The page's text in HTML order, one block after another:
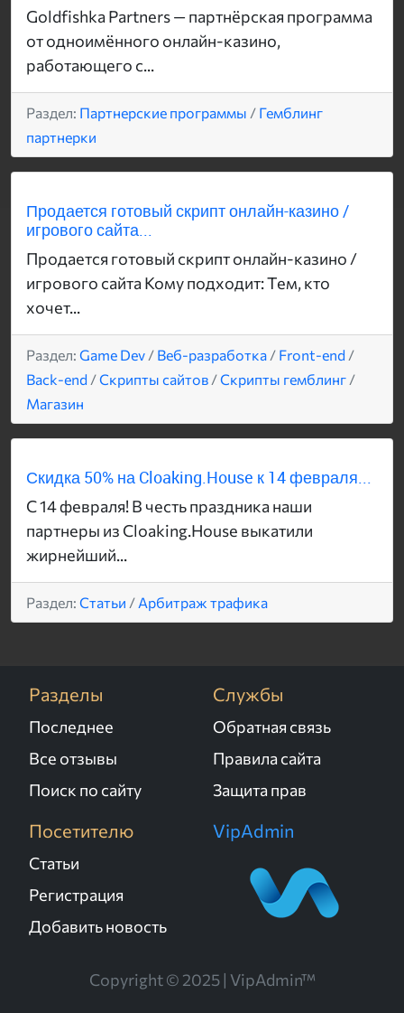
Goldfishka Partners — партнёрская программа
от одноимённого онлайн-казино,
работающего с...
Раздел: Партнерские программы / Гемблинг
партнерки
Продается готовый скрипт онлайн-казино /
игрового сайта...
Продается готовый скрипт онлайн-казино /
игрового сайта Кому подходит: Тем, кто
хочет...
Раздел: Game Dev / Веб-разработка / Front-end /
Back-end /Скрипты сайтов /Скрипты гемблинг /
Магазин
Скидка 50% на Cloaking.House к 14 февраля...
С 14 февраля! В честь праздника наши
партнеры из Cloaking.House выкатили
жирнейший...
Раздел: Статьи / Арбитраж трафика
Разделы
Последнее
Все отзывы
Поиск по сайту
Службы
Обратная связь
Правила сайта
Защита прав
Посетителю
Статьи
Регистрация
Добавить новость
VipAdmin
Copyright © 2025 | VipAdmin™